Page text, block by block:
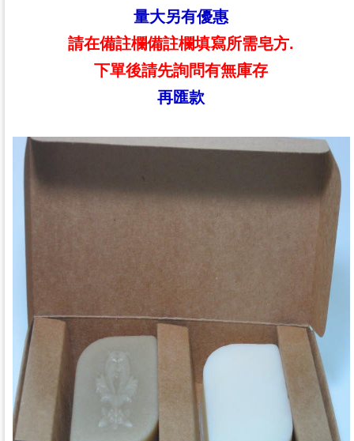
量大另有優惠
請在備註欄備註欄填寫所需皂方.
下單後請先詢問有無庫存
再匯款